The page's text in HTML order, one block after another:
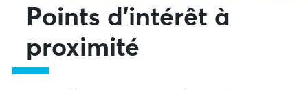
Points d’intérêt à
proximité